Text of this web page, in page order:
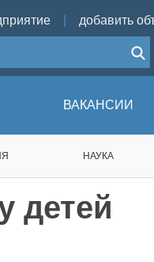
добавить
ВАКАНСИИ
НАУКА
детей